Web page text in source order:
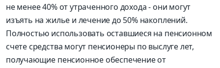
не менее 40% от утраченного дохода - они могут
изъять на жилье и лечение до 50% накоплений.
Полностью использовать оставшиеся на пенсионном
счете средства могут пенсионеры по выслуге лет,
получающие пенсионное обеспечение от